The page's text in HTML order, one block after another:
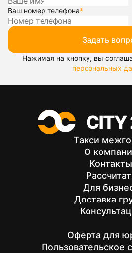
Ваш номер телефона*
Задать
Нажимая на кнопку, вы
персональных
Такси
О
Контакты
Для
Доставка
Оферта для
Пользовательское